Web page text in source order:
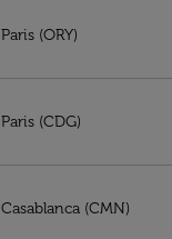
Paris (ORY)
Paris (CDG)
Casablanca (CMN)